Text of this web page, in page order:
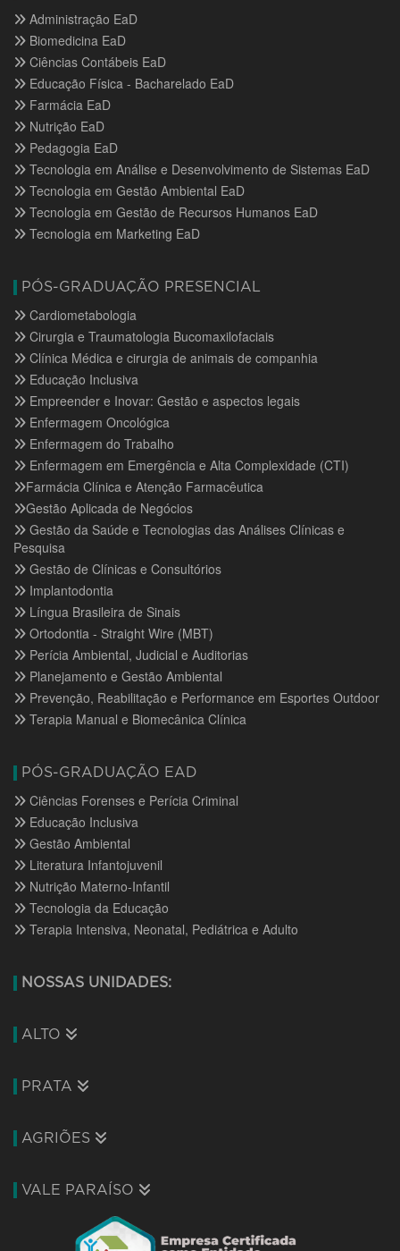
Administração EaD
Biomedicina EaD
Ciências Contábeis EaD
Educação Física - Bacharelado EaD
Farmácia EaD
Nutrição EaD
Pedagogia EaD
Tecnologia em Análise e Desenvolvimento de Sistemas EaD
Tecnologia em Gestão Ambiental EaD
Tecnologia em Gestão de Recursos Humanos EaD
Tecnologia em Marketing EaD
PÓS-GRADUAÇÃO PRESENCIAL
Cardiometabologia
Cirurgia e Traumatologia Bucomaxilofaciais
Clínica Médica e cirurgia de animais de companhia
Educação Inclusiva
Empreender e Inovar: Gestão e aspectos legais
Enfermagem Oncológica
Enfermagem do Trabalho
Enfermagem em Emergência e Alta Complexidade (CTI)
Farmácia Clínica e Atenção Farmacêutica
Gestão Aplicada de Negócios
Gestão da Saúde e Tecnologias das Análises Clínicas e
Pesquisa
Gestão de Clínicas e Consultórios
Implantodontia
Língua Brasileira de Sinais
Ortodontia - Straight Wire (MBT)
Perícia Ambiental, Judicial e Auditorias
Planejamento e Gestão Ambiental
Prevenção, Reabilitação e Performance em Esportes Outdoor
Terapia Manual e Biomecânica Clínica
PÓS-GRADUAÇÃO EAD
Ciências Forenses e Perícia Criminal
Educação Inclusiva
Gestão Ambiental
Literatura Infantojuvenil
Nutrição Materno-Infantil
Tecnologia da Educação
Terapia Intensiva, Neonatal, Pediátrica e Adulto
NOSSAS UNIDADES:
ALTO
PRATA
AGRIÕES
VALE PARAÍSO